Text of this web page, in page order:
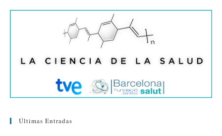
r
Últimas Entradas